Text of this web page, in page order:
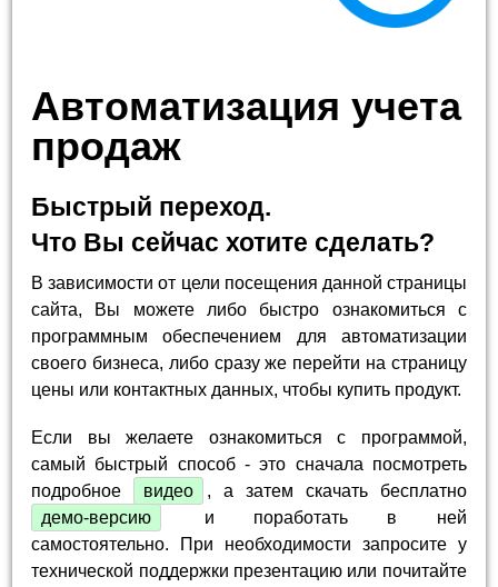
Автоматизация учета
продаж
Быстрый переход.
Что Вы сейчас хотите сделать?
В зависимости от цели посещения данной страницы
сайта, Вы можете либо быстро ознакомиться с
программным обеспечением для автоматизации
своего бизнеса, либо сразу же перейти на страницу
цены или контактных данных, чтобы купить продукт.
Если вы желаете ознакомиться с программой,
самый быстрый способ - это сначала посмотреть
подробное
видео
, а затем скачать бесплатно
демо-версию
и поработать в ней
самостоятельно. При необходимости запросите у
технической поддержки презентацию или почитайте